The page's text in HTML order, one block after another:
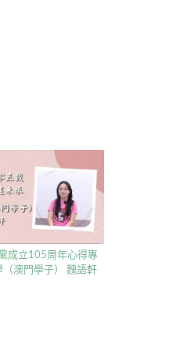
成立105周年心得專
澳門學子） 魏語軒